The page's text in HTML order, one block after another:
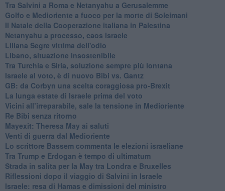
Tra Salvini a Roma e Netanyahu a Gerusalemme
Golfo e Medioriente a fuoco per la morte di Soleimani
Il Natale della Cooperazione italiana in Palestina
Netanyahu a processo, caos Israele
Liliana Segre vittima dell'odio
Libano, situazione insostenibile
Tra Turchia e Siria, soluzione sempre più lontana
Israele al voto, è di nuovo Bibi vs. Gantz
GB: da Corbyn una scelta coraggiosa pro-Brexit
La lunga estate di Israele prima del voto
Vicini all’irreparabile, sale la tensione in Medioriente
Re Bibi senza ritorno
Mayexit: Theresa May ai saluti
Venti di guerra dal Medioriente
Lo scrittore Bassem commenta le elezioni israeliane
Tra Trump e Erdogan è tempo di ultimatum
Strada in salita per la May tra Londra e Bruxelles
Riflessioni dopo il viaggio di Salvini in Israele
Israele: resa di Hamas e dimissioni del ministro